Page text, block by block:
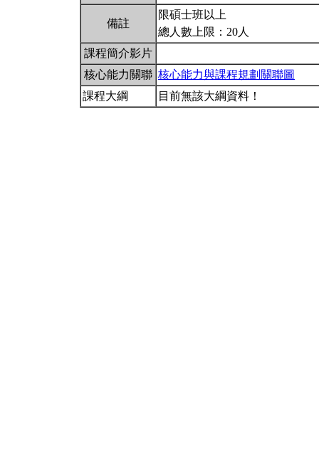
備註
限碩士班以上
總人數上限：20人
課程簡介影片
核心能力關聯 核心能力與課程規劃關聯圖
課程大綱
目前無該大綱資料！